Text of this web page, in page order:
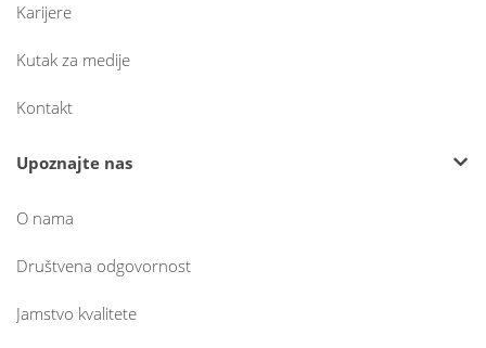
Karijere
Kutak za medije
Kontakt
Upoznajte nas
O nama
Društvena odgovornost
Jamstvo kvalitete